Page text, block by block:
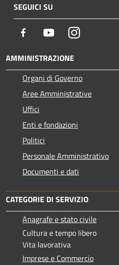
SEGUICI SU
Facebook YoutubeInstagram
AMMINISTRAZIONE
Organi di Governo
Aree Amministrative
Uffici
Enti e fondazioni
Politici
Personale Amministrativo
Documenti e dati
CATEGORIE DI SERVIZIO
Anagrafe e stato civile
Cultura e tempo libero
Vita lavorativa
Imprese e Commercio